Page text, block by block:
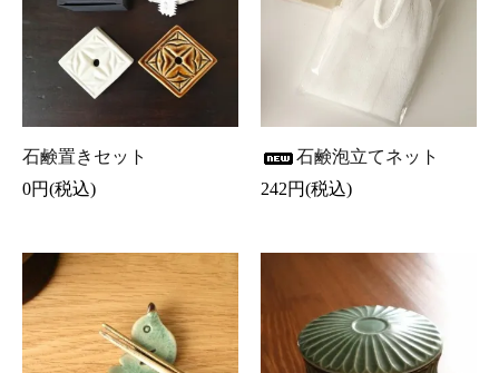
石鹸置きセット
0円(税込)
石鹸泡立てネット
242円(税込)